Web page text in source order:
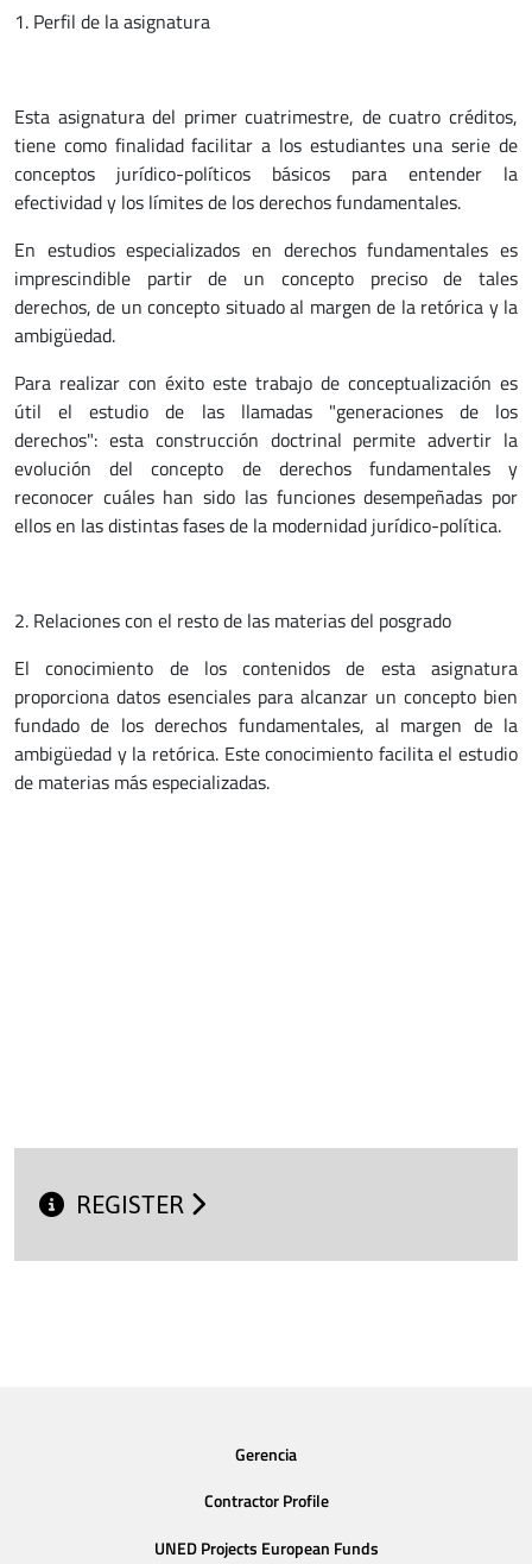
1. Perfil de la asignatura
Esta asignatura del primer cuatrimestre, de cuatro créditos,
tiene como finalidad facilitar a los estudiantes una serie de
conceptos jurídico-políticos básicos para entender la
efectividad y los límites de los derechos fundamentales.
En estudios especializados en derechos fundamentales es
imprescindible partir de un concepto preciso de tales
derechos, de un concepto situado al margen de la retórica y la
ambigüedad.
Para realizar con éxito este trabajo de conceptualización es
útil el estudio de las llamadas "generaciones de los
derechos": esta construcción doctrinal permite advertir la
evolución del concepto de derechos fundamentales y
reconocer cuáles han sido las funciones desempeñadas por
ellos en las distintas fases de la modernidad jurídico-política.
2. Relaciones con el resto de las materias del posgrado
El conocimiento de los contenidos de esta asignatura
proporciona datos esenciales para alcanzar un concepto bien
fundado de los derechos fundamentales, al margen de la
ambigüedad y la retórica. Este conocimiento facilita el estudio
de materias más especializadas.
REGISTER
Gerencia
Contractor Profile
UNED Projects European Funds